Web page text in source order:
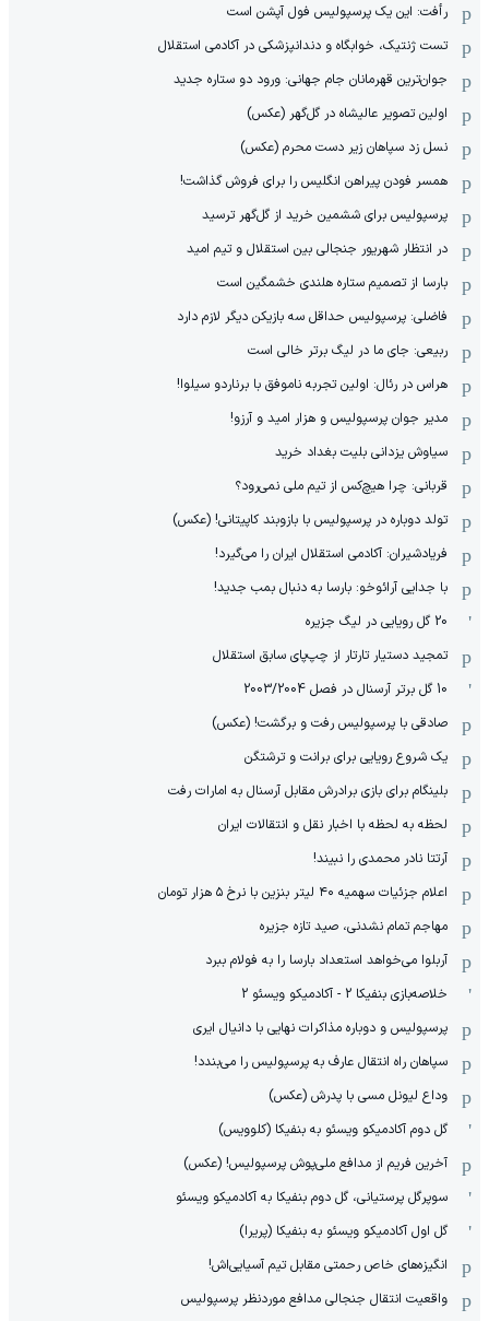
رأفت: این یک پرسپولیس فول آپشن است
تست ژنتیک، خوابگاه و دندانپزشکی در آکادمی استقلال
جوان‌ترین قهرمانان جام جهانی: ورود دو ستاره جدید
اولین تصویر عالیشاه در گل‌گهر (عکس)
نسل زد سپاهان زیر دست محرم (عکس)
همسر فودن پیراهن انگلیس را برای فروش گذاشت!
پرسپولیس برای ششمین خرید از گل‌گهر ترسید
در انتظار شهریور جنجالی بین استقلال و تیم امید
بارسا از تصمیم ستاره هلندی خشمگین است
فاضلی: پرسپولیس حداقل سه بازیکن دیگر لازم دارد
ربیعی: جای ما در لیگ برتر خالی است
هراس در رئال: اولین تجربه ناموفق با برناردو سیلوا!
مدیر جوان پرسپولیس و هزار امید و آرزو!
سیاوش یزدانی بلیت بغداد خرید
قربانی: چرا هیچ‌کس از تیم ملی نمی‌رود؟
تولد دوباره در پرسپولیس با بازوبند کاپیتانی! (عکس)
فریادشیران: آکادمی استقلال ایران را می‌گیرد!
با جدایی آرائوخو: بارسا به دنبال بمب جدید!
20 گل رویایی در لیگ جزیره
تمجید دستیار تارتار از چپ‌پای سابق استقلال
10 گل برتر آرسنال در فصل 2003/2004
صادقی با پرسپولیس رفت و برگشت! (عکس)
یک شروع رویایی برای برانت و ترشتگن
بلینگام برای بازی برادرش مقابل آرسنال به امارات رفت
لحظه به لحظه با اخبار نقل و انتقالات ایران
آرتتا نادر محمدی را نبیند!
اعلام جزئیات سهمیه ۴۰ لیتر بنزین با نرخ ۵ هزار تومان
مهاجم تمام نشدنی، صید تازه جزیره
آربلوا می‌خواهد استعداد بارسا را به فولام ببرد
خلاصه‌بازی بنفیکا 2 - آکادمیکو ویسئو 2
پرسپولیس و دوباره مذاکرات نهایی با دانیال ایری
سپاهان راه انتقال عارف به پرسپولیس را می‌بندد!
وداع لیونل مسی با پدرش (عکس)
گل دوم آکادمیکو ویسئو به بنفیکا (کلوویس)
آخرین فریم از مدافع ملی‌پوش پرسپولیس! (عکس)
سوپرگل پرستیانی، گل دوم بنفیکا به آکادمیکو ویسئو
گل اول آکادمیکو ویسئو به بنفیکا (پریرا)
انگیزه‌های خاص رحمتی مقابل تیم‌ آسیایی‌اش!
واقعیت انتقال جنجالی مدافع موردنظر پرسپولیس